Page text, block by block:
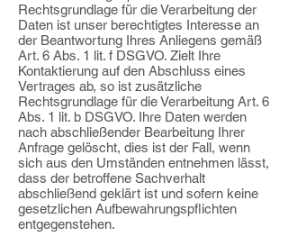
Rechtsgrundlage für die Verarbeitung der
Daten ist unser berechtigtes Interesse an
der Beantwortung Ihres Anliegens gemäß
Art. 6 Abs. 1 lit. f DSGVO. Zielt Ihre
Kontaktierung auf den Abschluss eines
Vertrages ab, so ist zusätzliche
Rechtsgrundlage für die Verarbeitung Art. 6
Abs. 1 lit. b DSGVO. Ihre Daten werden
nach abschließender Bearbeitung Ihrer
Anfrage gelöscht, dies ist der Fall, wenn
sich aus den Umständen entnehmen lässt,
dass der betroffene Sachverhalt
abschließend geklärt ist und sofern keine
gesetzlichen Aufbewahrungspflichten
entgegenstehen.